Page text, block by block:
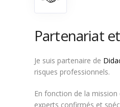
Partenariat
Je suis partenaire de
risques professionnels.
En fonction de la
experts confirmés et